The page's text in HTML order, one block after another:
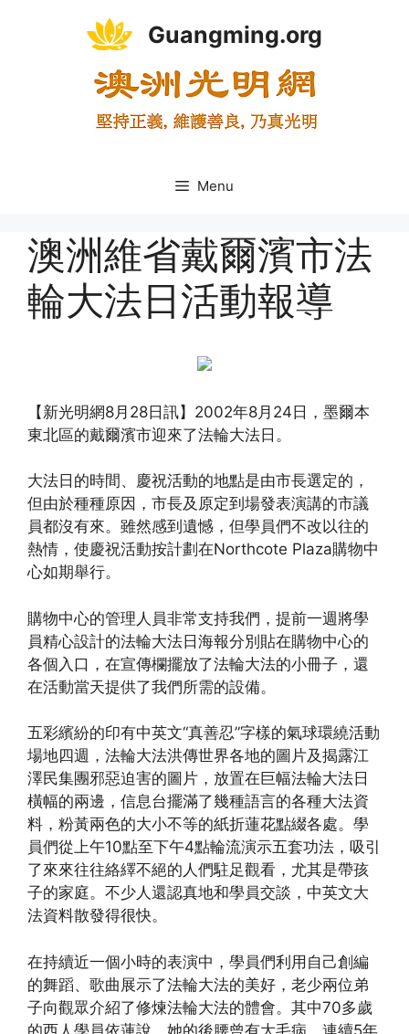
Guangming.org
Menu
澳洲維省戴爾濱市法
輪大法日活動報導
【新光明網8月28日訊】2002年8月24日，墨爾本
東北區的戴爾濱市迎來了法輪大法日。
大法日的時間、慶祝活動的地點是由市長選定的，
但由於種種原因，市長及原定到場發表演講的市議
員都沒有來。雖然感到遺憾，但學員們不改以往的
熱情，使慶祝活動按計劃在Northcote Plaza購物中
心如期舉行。
購物中心的管理人員非常支持我們，提前一週將學
員精心設計的法輪大法日海報分別貼在購物中心的
各個入口，在宣傳欄擺放了法輪大法的小冊子，還
在活動當天提供了我們所需的設備。
五彩繽紛的印有中英文“真善忍”字樣的氣球環繞活動
場地四週，法輪大法洪傳世界各地的圖片及揭露江
澤民集團邪惡迫害的圖片，放置在巨幅法輪大法日
橫幅的兩邊，信息台擺滿了幾種語言的各種大法資
料，粉黃兩色的大小不等的紙折蓮花點綴各處。學
員們從上午10點至下午4點輪流演示五套功法，吸引
了來來往往絡繹不絕的人們駐足觀看，尤其是帶孩
子的家庭。不少人還認真地和學員交談，中英文大
法資料散發得很快。
在持續近一個小時的表演中，學員們利用自己創編
的舞蹈、歌曲展示了法輪大法的美好，老少兩位弟
子向觀眾介紹了修煉法輪大法的體會。其中70多歲
的西人學員依蓮說，她的後腰曾有大毛病，連續5年